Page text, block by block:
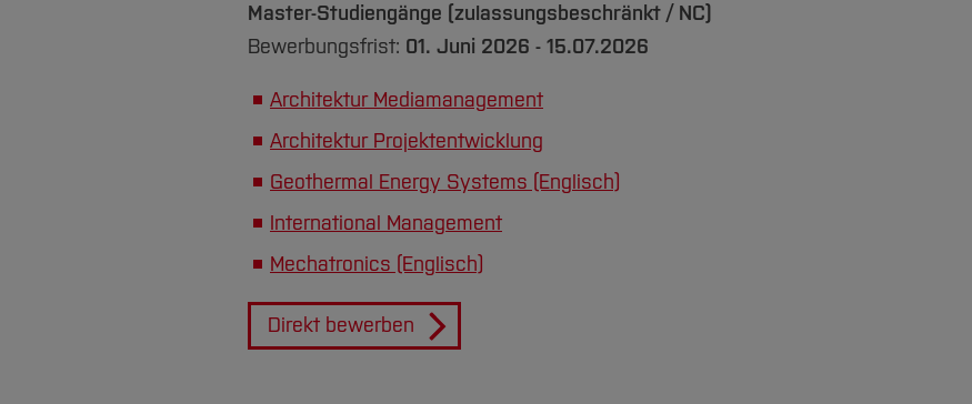
Master-Studiengänge (zulassungsbeschränkt / NC)
Bewerbungsfrist: 01. Juni 2026 - 15.07.2026
Architektur Mediamanagement
Architektur Projektentwicklung
Geothermal Energy Systems (Englisch)
International Management
Mechatronics (Englisch)
Direkt bewerben